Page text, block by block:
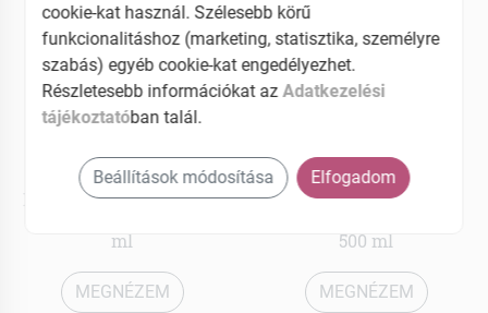
Charlotte
Krémszappan aloe vera-
ml
MEGNÉZEM
Charlotte
Krémszappan
500 ml
MEGNÉZEM
cookie-kat használ. Szélesebb körű
funkcionalitáshoz (marketing, statisztika, személyre
szabás) egyéb cookie-kat engedélyezhet.
Részletesebb információkat az Adatkezelési
tájékoztatóban talál.
Beállítások módosítása Elfogadom